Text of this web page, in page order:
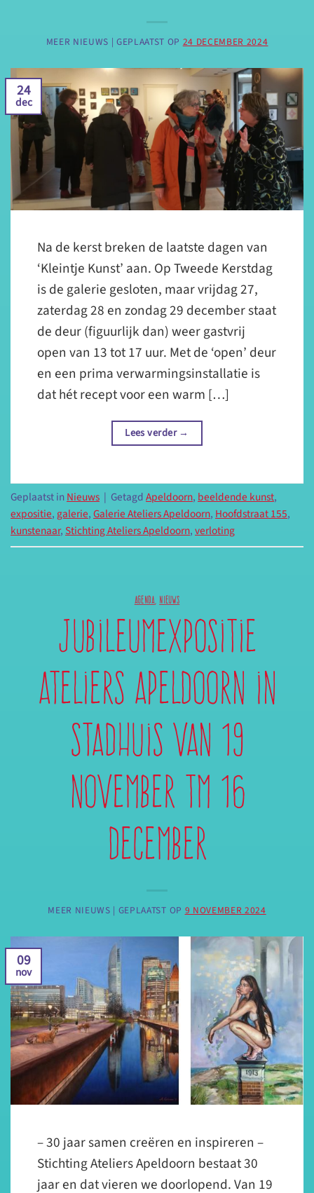
MEER NIEUWS | GEPLAATST OP 24 DECEMBER 2024
24
dec
Na de kerst breken de laatste dagen van
‘Kleintje Kunst’ aan. Op Tweede Kerstdag
is de galerie gesloten, maar vrijdag 27,
zaterdag 28 en zondag 29 december staat
de deur (figuurlijk dan) weer gastvrij
open van 13 tot 17 uur. Met de ‘open’ deur
en een prima verwarmingsinstallatie is
dat hét recept voor een warm […]
Lees verder→
Geplaatst inNieuws | GetagdApeldoorn,beeldende kunst,
expositie,galerie,Galerie Ateliers Apeldoorn,Hoofdstraat 155,
kunstenaar,Stichting Ateliers Apeldoorn,verloting
AGENDA NIEUWS
Jubileumexpositie
Ateliers Apeldoorn in
stadhuis van 19
november tm 16
december
MEER NIEUWS | GEPLAATST OP 9 NOVEMBER 2024
09
nov
– 30 jaar samen creëren en inspireren –
Stichting Ateliers Apeldoorn bestaat 30
jaar en dat vieren we doorlopend. Van 19